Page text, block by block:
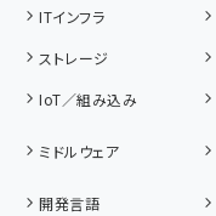
ITインフラ
ストレージ
IoT／組み込み
ミドルウェア
開発言語